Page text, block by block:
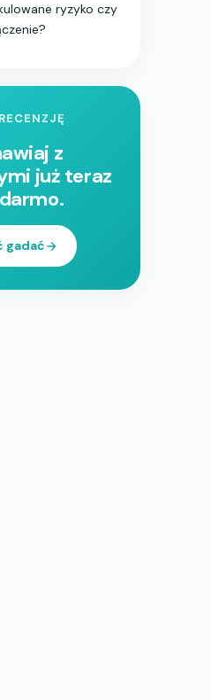
ryzyko czy
z
już teraz
gadać